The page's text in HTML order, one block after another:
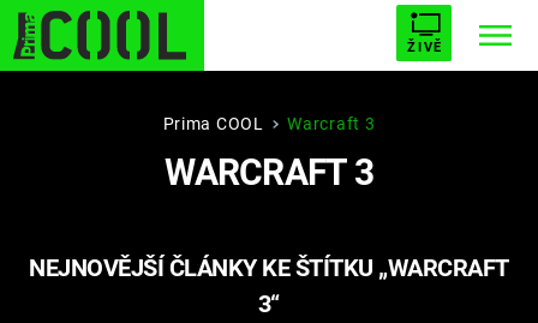
ŽIVĚ
STARHOUSE BUFFY, PŘEMOŽITELKA UPÍRŮ
PLNEJ KOTEL AVENGERS 5
Prima COOL Warcraft 3
WARCRAFT 3
NEJNOVĚJŠÍ ČLÁNKY KE ŠTÍTKU „WARCRAFT
3“